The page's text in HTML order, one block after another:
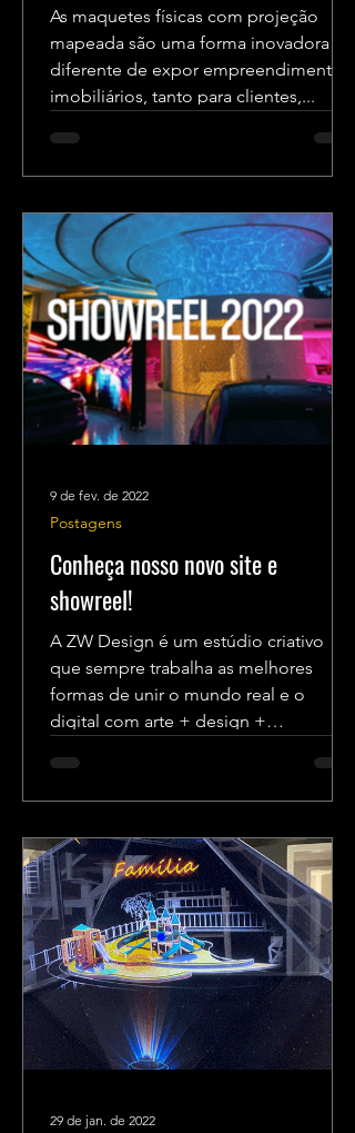
As maquetes físicas com projeção
mapeada são uma forma inovadora e
diferente de expor empreendimentos
imobiliários, tanto para clientes,...
Conheça nosso novo site e
showreel!
A ZW Design é um estúdio criativo
que sempre trabalha as melhores
formas de unir o mundo real e o
digital com arte + design +
Postagens
9 de fev. de 2022
29 de jan. de 2022